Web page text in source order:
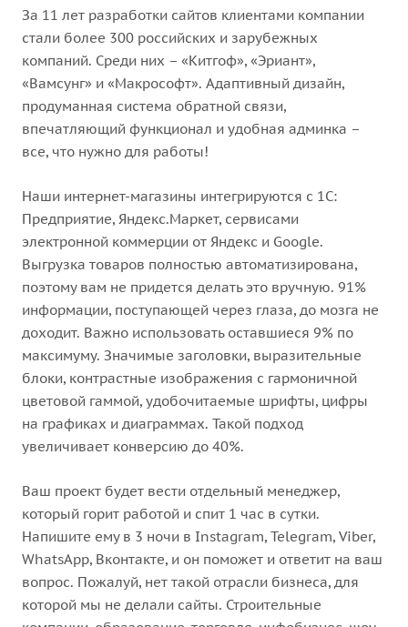
За 11 лет разработки сайтов клиентами компании
стали более 300 российских и зарубежных
компаний. Среди них – «Китгоф», «Эриант»,
«Вамсунг» и «Макрософт». Адаптивный дизайн,
продуманная система обратной связи,
впечатляющий функционал и удобная админка –
все, что нужно для работы!
Наши интернет-магазины интегрируются с 1С:
Предприятие, Яндекс.Маркет, сервисами
электронной коммерции от Яндекс и Google.
Выгрузка товаров полностью автоматизирована,
поэтому вам не придется делать это вручную. 91%
информации, поступающей через глаза, до мозга не
доходит. Важно использовать оставшиеся 9% по
максимуму. Значимые заголовки, выразительные
блоки, контрастные изображения с гармоничной
цветовой гаммой, удобочитаемые шрифты, цифры
на графиках и диаграммах. Такой подход
увеличивает конверсию до 40%.
Ваш проект будет вести отдельный менеджер,
который горит работой и спит 1 час в сутки.
Напишите ему в 3 ночи в Instagram, Telegram, Viber,
WhatsApp, Вконтакте, и он поможет и ответит на ваш
вопрос. Пожалуй, нет такой отрасли бизнеса, для
которой мы не делали сайты. Строительные